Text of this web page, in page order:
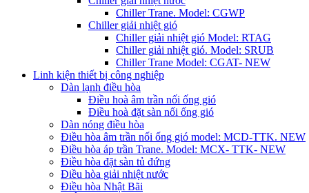
Chiller Trane. Model: CGWP
Chiller giải nhiệt gió
Chiller giải nhiệt gió Model: RTAG
Chiller giải nhiệt gió. Model: SRUB
Chiller Trane Model: CGAT- NEW
Linh kiện thiết bị công nghiệp
Dàn lạnh điều hòa
Điều hoà âm trần nối ống gió
Điều hoà đặt sàn nối ống gió
Dàn nóng điều hòa
Điều hòa âm trần nối ống gió model: MCD-TTK. NEW
Điều hòa áp trần Trane. Model: MCX- TTK- NEW
Điều hòa đặt sàn tủ đứng
Điều hòa giải nhiệt nước
Điều hòa Nhật Bãi